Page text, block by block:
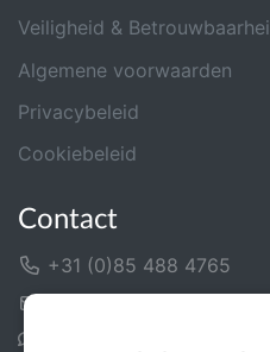
Veiligheid &
Algemene voorwaarden
Privacybeleid
Cookiebeleid
Contact
+31 (0)85 488 4765